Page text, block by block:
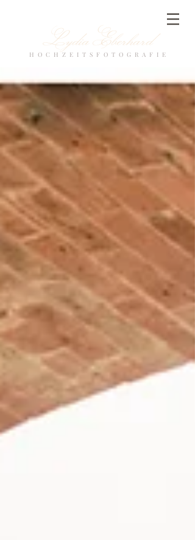
Lydia Eberhard
H O C H Z E I T S F O T O G R A F I E